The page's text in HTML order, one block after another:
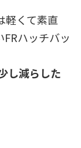
軽くて素直
ハッチバッ
し減らした